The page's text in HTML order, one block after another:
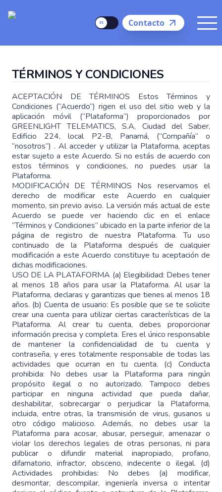
Delego
LanguageContacto
TÉRMINOS Y CONDICIONES
ACEPTACIÓN DE TÉRMINOS Estos Términos y
Condiciones (“Acuerdo“) rigen el uso del sitio web y la
aplicación móvil (“Plataforma“) proporcionados por
GREENLIGHT TELEMATICS, S.A, Ciudad del Saber,
Edificio 224, local P2-B, Panamá,
(“Compañía“ o
“nosotros“) . Al acceder y utilizar la Plataforma, aceptas
estar sujeto a este Acuerdo. Si no estás de acuerdo con
estos términos y condiciones, no puedes usar la
Plataforma.
MODIFICACIÓN DE TÉRMINOS Nos reservamos el
derecho de modificar este Acuerdo en cualquier
momento, sin previo aviso. La versión más actual de este
Acuerdo se puede ver haciendo clic en el enlace
“Términos y Condiciones“ ubicado en la parte inferior de la
página de registro de nuestra Plataforma. Tu uso
continuado de la Plataforma después de cualquier
modificación a este Acuerdo constituye tu aceptación de
dichas modificaciones.
USO DE LA PLATAFORMA (a) Elegibilidad: Debes tener
al menos 18 años para usar la Plataforma. Al usar la
Plataforma, declaras y garantizas que tienes al menos 18
años. (b) Cuenta de usuario: Es posible que se te solicite
crear una cuenta para utilizar ciertas características de la
Plataforma. Al crear tu cuenta, debes proporcionar
información precisa y completa. Eres el único responsable
de mantener la confidencialidad de tu cuenta y
contraseña, y eres totalmente responsable de todas las
actividades que ocurran en tu cuenta. (c) Conducta
prohibida: No debes usar la Plataforma para ningún
propósito ilegal o no autorizado. Tampoco debes
participar en ninguna actividad que pueda dañar,
deshabilitar, sobrecargar o perjudicar la Plataforma,
incluida, entre otras, la transmisión de virus, gusanos u
otro código malicioso. Además, no debes usar la
Plataforma para acosar, abusar, perseguir, amenazar o
violar los derechos legales de otras personas, ni para
publicar o difundir material inapropiado, profano,
difamatorio, infractor, obsceno, indecente o ilegal. (d)
Actividades prohibidas: No debes (a) modificar,
desmontar, descompilar, ingeniería inversa o intentar